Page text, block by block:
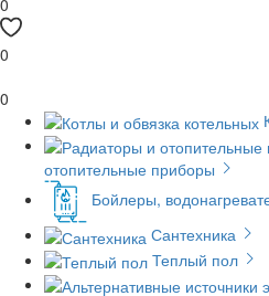
0
0
отопительные приборы
Бойлеры,
Сантехника
Теплый пол